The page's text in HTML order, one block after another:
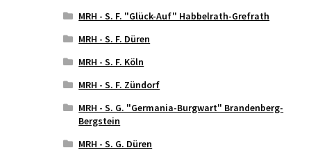
MRH - S. F. "Glück-Auf" Habbelrath-Grefrath
MRH - S. F. Düren
MRH - S. F. Köln
MRH - S. F. Zündorf
MRH - S. G. "Germania-Burgwart" Brandenberg-
Bergstein
MRH - S. G. Düren